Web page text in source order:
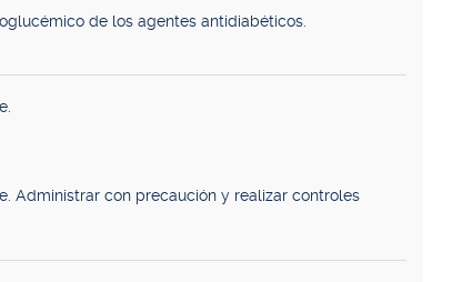
de los agentes antidiabéticos.
Administrar con precaución y realizar controles